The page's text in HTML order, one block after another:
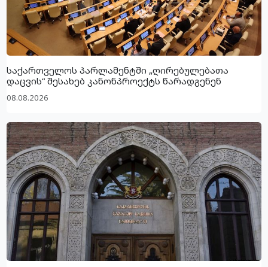
საქართველოს პარლამენტში „ღირებულებათა
დაცვის“ შესახებ კანონპროექტს წარადგენენ
08.08.2026